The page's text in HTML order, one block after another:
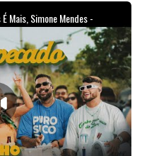
Mais, Simone Mendes -